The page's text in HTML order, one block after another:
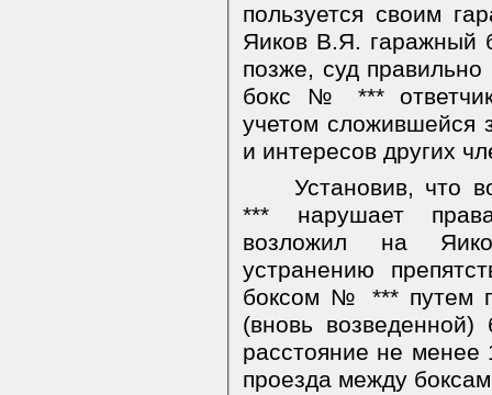
пользуется своим
Яиков В.Я. гаражный
позже, суд
бокс № ***
учетом сложившейся
и интересов других
Установив, что
*** нарушает
возложил на
устранению
боксом № *** путем
(вновь
расстояние не
проезда между